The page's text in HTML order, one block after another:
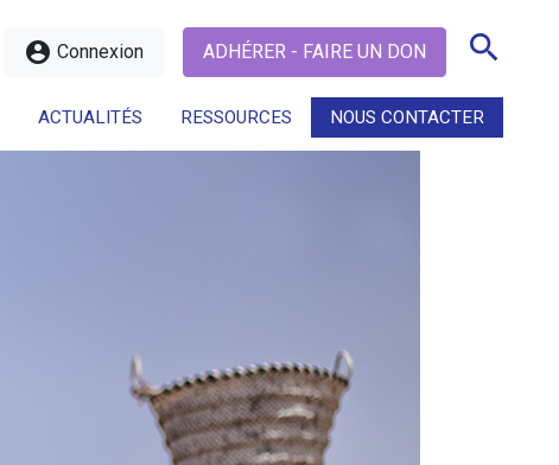
account_circle Connexion ADHÉRER - FAIRE UN DON search
ACTUALITÉS RESSOURCES NOUS CONTACTER